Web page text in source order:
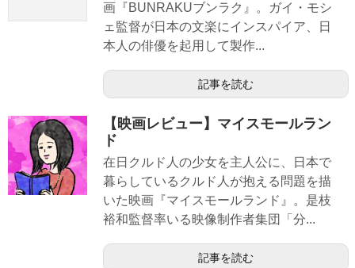
画『BUNRAKUブンラク』。ガイ・モシ
ェ監督が日本の文楽にインスパイア、日
本人の俳優を起用して製作...
記事を読む
【映画レビュー】マイスモールラン
ド
在日クルド人の少女を主人公に、日本で
暮らしているクルド人が抱える問題を描
いた映画『マイスモールランド』。是枝
裕和監督率いる映像制作者集団「分...
記事を読む